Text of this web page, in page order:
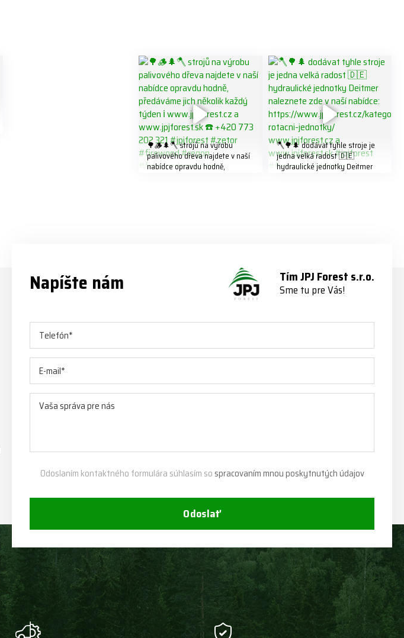
🌳🪵🌲🪓 strojů na výrobu
palivového dřeva najdete v naší
nabídce opravdu hodně,
🪓🌳🌲 dodávat tyhle stroje je
jedna velká radost 🇩🇪
hydraulické jednotky Deitmer
Napíšte nám Tím JPJ Forest s.r.o.
Sme tu pre Vás!
Odoslaním kontaktného formulára súhlasím so spracovaním mnou poskytnutých údajov
Odoslať